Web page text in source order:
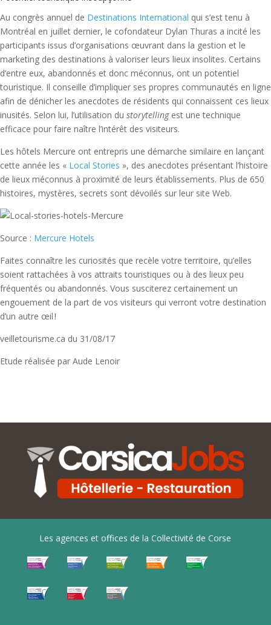
Au congrès annuel de Destinations International qui s’est tenu à
Montréal en juillet dernier, le cofondateur Dylan Thuras a incité les
participants issus d’organisations œuvrant dans la gestion et le
marketing des destinations à valoriser leurs lieux insolites. Certains
d’entre eux, abandonnés et donc méconnus, ont un potentiel
touristique. Il conseille d’impliquer ses propres communautés en ligne
afin de dénicher les anecdotes de résidents qui connaissent ces lieux
inusités. Selon lui, l’utilisation du storytellingest une technique
efficace pour faire naître l’intérêt des visiteurs.
Les hôtels Mercure ont entrepris une démarche similaire en lançant
cette année les « Local Stories », des anecdotes présentant l’histoire
de lieux méconnus à proximité de leurs établissements. Plus de 650
histoires, mystères, secrets sont dévoilés sur leur site Web.
Source : Mercure Hotels
Faites connaître les curiosités que recèle votre territoire, qu’elles
soient rattachées à vos attraits touristiques ou à des lieux peu
fréquentés ou abandonnés. Vous susciterez certainement un
engouement de la part de vos visiteurs qui verront votre destination
d’un autre œil !
veilletourisme.ca du 31/08/17
Etude réalisée par Aude Lenoir
Les agences et offices de la Collectivité de Corse